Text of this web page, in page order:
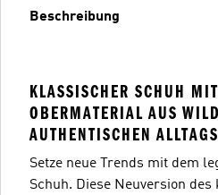
Beschreibung
KLASSISCHER SCHUH
OBERMATERIAL AUS
AUTHENTISCHEN
Setze neue Trends mit dem
Schuh. Diese Neuversion